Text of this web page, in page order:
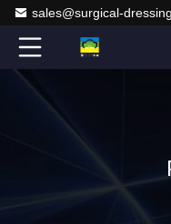
sales@surgical-